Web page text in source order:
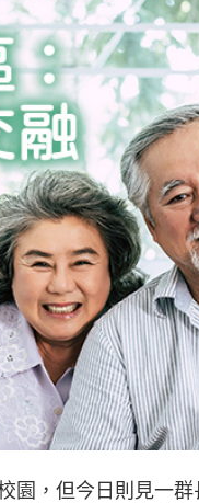
園，但今日則見一